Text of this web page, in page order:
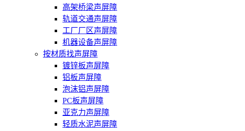
高架桥梁声屏障
轨道交通声屏障
工厂厂区声屏障
机器设备声屏障
按材质找声屏障
镀锌板声屏障
铝板声屏障
泡沫铝声屏障
PC板声屏障
亚克力声屏障
轻质水泥声屏障